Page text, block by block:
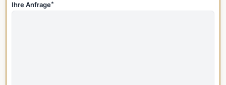
Ihre Anfrage*